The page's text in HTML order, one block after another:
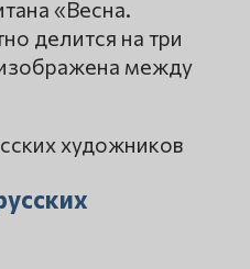
«Весна.
делится на три
между